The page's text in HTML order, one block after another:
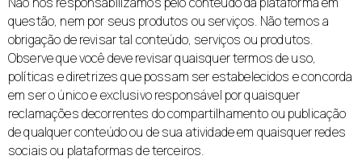
questão, nem por seus produtos ou serviços. Não temos a
obrigação de revisar tal conteúdo, serviços ou produtos.
Observe que você deve revisar quaisquer termos de uso,
políticas e diretrizes que possam ser estabelecidos e concorda
em ser o único e exclusivo responsável por quaisquer
reclamações decorrentes do compartilhamento ou publicação
de qualquer conteúdo ou de sua atividade em quaisquer redes
sociais ou plataformas de terceiros.